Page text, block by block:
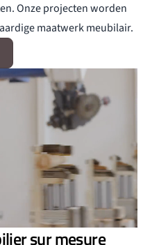
Onze projecten worden
maatwerk meubilair.
sur mesure